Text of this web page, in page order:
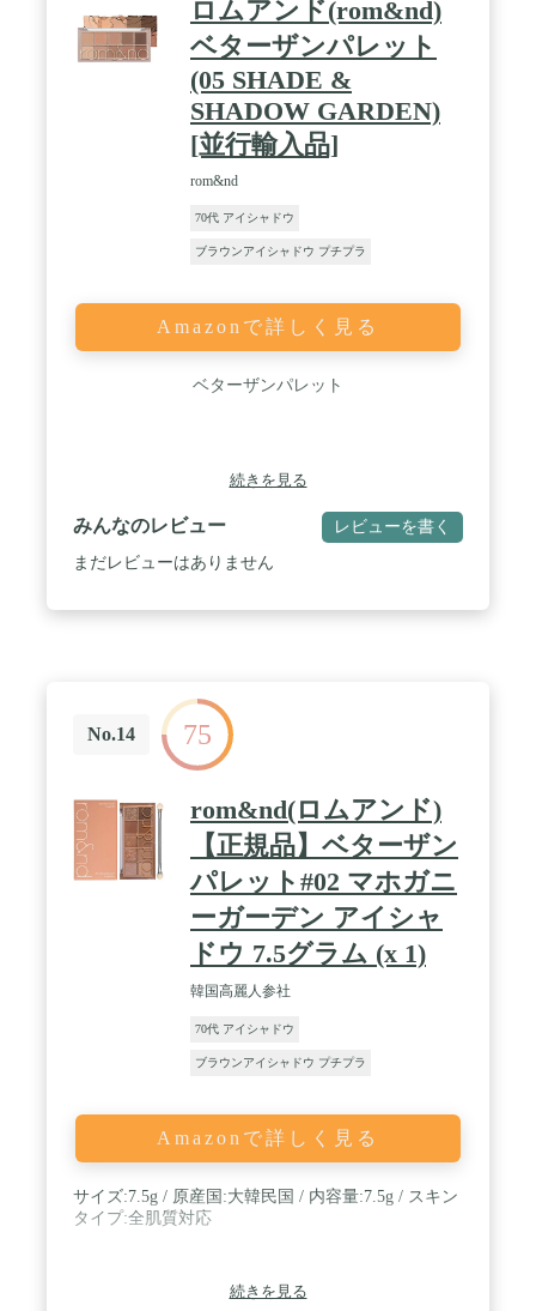
ロムアンド(rom&nd)
ベターザンパレット
(05 SHADE &
SHADOW GARDEN)
[並行輸入品]
rom&nd
70代 アイシャドウ
ブラウンアイシャドウ プチプラ
Amazonで詳しく見る
ベターザンパレット
続きを見る
みんなのレビュー レビューを書く
まだレビューはありません
No.14 75
rom&nd(ロムアンド)
【正規品】ベターザン
パレット#02 マホガニ
ーガーデン アイシャ
ドウ 7.5グラム (x 1)
韓国高麗人参社
70代 アイシャドウ
ブラウンアイシャドウ プチプラ
Amazonで詳しく見る
サイズ:7.5g / 原産国:大韓民国 / 内容量:7.5g / スキン
タイプ:全肌質対応
続きを見る